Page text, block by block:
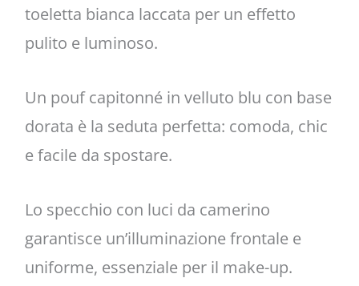
toeletta bianca laccata per un effetto
pulito e luminoso.
Un pouf capitonné in velluto blu con base
dorata è la seduta perfetta: comoda, chic
e facile da spostare.
Lo specchio con luci da camerino
garantisce un’illuminazione frontale e
uniforme, essenziale per il make-up.